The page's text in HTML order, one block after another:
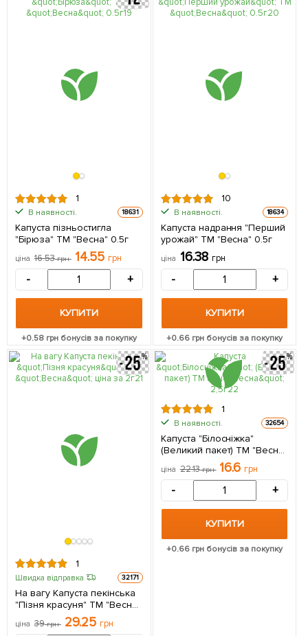
1
В наявності. 18631
Капуста пізньостигла
"Бірюза" ТМ "Весна" 0.5г
ціна 16.53грн 14.55 грн
- +
КУПИТИ
+0.58 грн бонусів за покупку
10
В наявності. 18634
Капуста надрання "Перший
урожай" ТМ "Весна" 0.5г
ціна 16.38 грн
- +
КУПИТИ
+0.66 грн бонусів за покупку
1
Швидка відправка 32171
На вагу Капуста пекінська
"Пізня красуня" ТМ "Весна"
ціна 39грн 29.25 грн
1
В наявності. 32654
Капуста "Білосніжка"
(Великий пакет) ТМ "Весна"
ціна 22.13грн 16.6 грн
- +
КУПИТИ
+0.66 грн бонусів за покупку